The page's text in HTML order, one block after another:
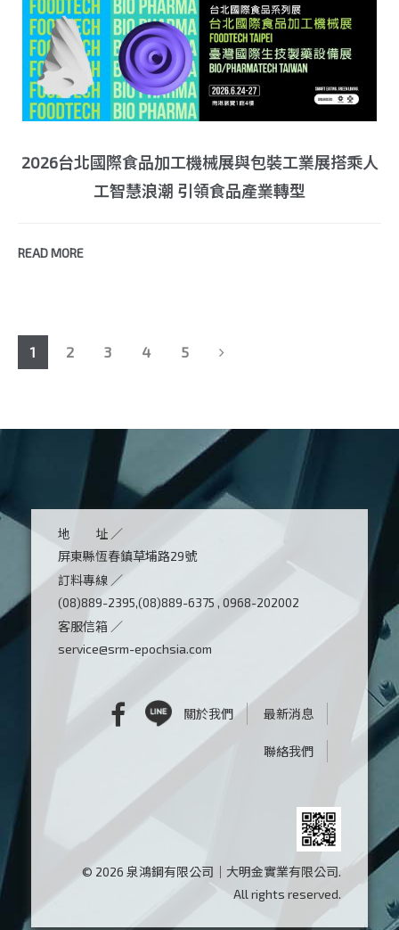
2026台北國際食品加工機械展與包裝工業展搭乘人
工智慧浪潮 引領食品產業轉型
READ MORE
1 2 3 4 5
地 址 ／
屏東縣恆春鎮草埔路29號
訂料專線 ／
(08)889-2395,(08)889-6375 , 0968-202002
客服信箱 ／
service@srm-epochsia.com
關於我們 最新消息
聯絡我們
© 2026 泉鴻鋼有限公司｜大明金實業有限公司.
All rights reserved.